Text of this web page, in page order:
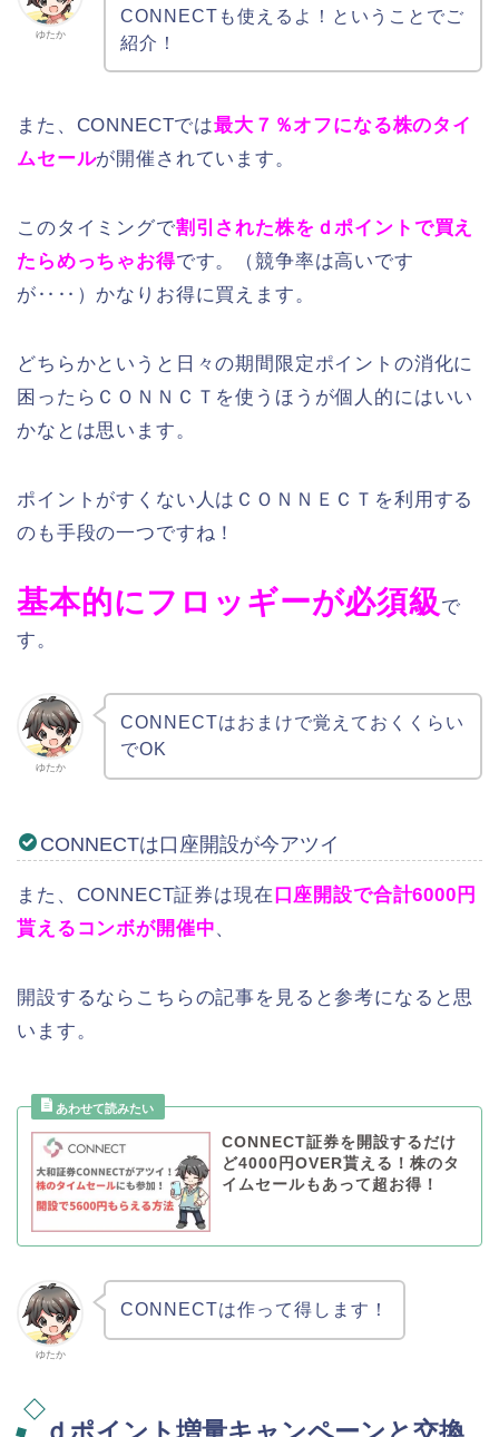
ゆたか
CONNECTも使えるよ！ということでご
紹介！
また、CONNECTでは最大７％オフになる株のタイ
ムセールが開催されています。
このタイミングで割引された株をｄポイントで買え
たらめっちゃお得です。（競争率は高いです
が‥‥）かなりお得に買えます。
どちらかというと日々の期間限定ポイントの消化に
困ったらＣＯＮＮＣＴを使うほうが個人的にはいい
かなとは思います。
ポイントがすくない人はＣＯＮＮＥＣＴを利用する
のも手段の一つですね！
基本的にフロッギーが必須級 で
す。
ゆたか
CONNECTはおまけで覚えておくくらい
でOK
CONNECTは口座開設が今アツイ
また、CONNECT証券は現在 口座開設で合計6000円
貰えるコンボが開催中、
開設するならこちらの記事を見ると参考になると思
います。
CONNECT証券を開設するだけ
ど4000円OVER貰える！株のタ
イムセールもあって超お得！
ゆたか
CONNECTは作って得します！